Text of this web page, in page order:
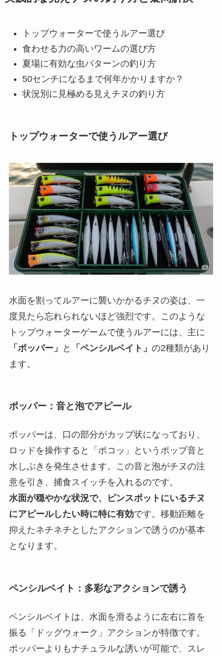
トップウォーターで使うルアー選び
食わせる力の高いワームの選び方
夏場に有効な虫パターンの釣り方
50センチになるまで何年かかりますか？
状況別に見極める見えチヌの釣り方
トップウォーターで使うルアー選び
水面を割ってルアーに襲いかかるチヌの姿は、一
度見たら忘れられないほど強烈です。このような
トップウォーターゲームで使うルアーには、主に
「ポッパー」
と 「ペンシルベイト」 の2種類があり
ます。
ポッパー：音と泡でアピール
ポッパーは、口の部分がカップ状になっており、
ロッドを操作すると「ポコッ」というポップ音と
水しぶきを発生させます。この音と泡がチヌの注
意を引き、捕食スイッチを入れるのです。
水面が穏やかな状況で、ピンスポットにいるチヌ
にアピールしたい時に特に有効です。移動距離を
抑えたネチネチとしたアクションで誘うのが基本
となります。
ペンシルベイト：多彩なアクションで誘う
ペンシルベイトは、水面を滑るように左右に首を
振る「ドッグウォーク」アクションが特徴です。
ポッパーよりもナチュラルな誘いが可能で、スレ